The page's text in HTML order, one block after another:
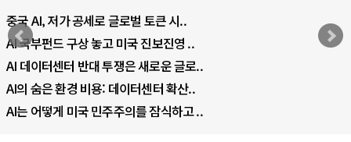
중국 AI, 저가 공세로 글로벌 토큰 시..
AI 국부펀드 구상 놓고 미국 진보진영 ..
AI 데이터센터 반대 투쟁은 새로운 글로..
AI의 숨은 환경 비용: 데이터센터 확산..
AI는 어떻게 미국 민주주의를 잠식하고 ..